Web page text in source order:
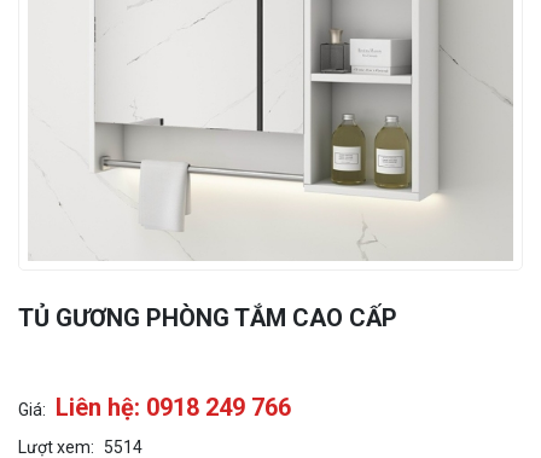
TỦ GƯƠNG PHÒNG TẮM CAO CẤP
Giá: Liên hệ: 0918 249 766
Lượt xem: 5514